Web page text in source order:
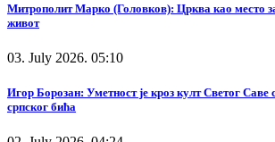
Митрополит Марко (Головков): Црква као место
живот
03. July 2026. 05:10
Игор Борозан: Уметност је кроз култ Светог Саве
српског бића